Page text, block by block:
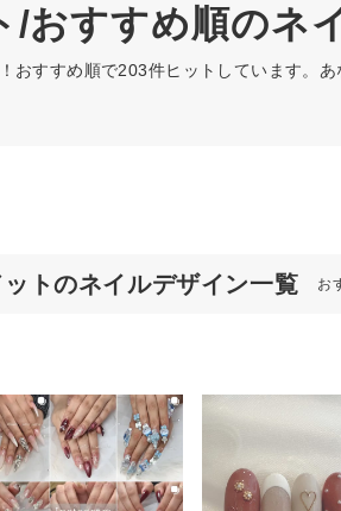
/おすすめ順のネ
おすすめ順で203件ヒットしています。
トのネイルデザイン一覧 お